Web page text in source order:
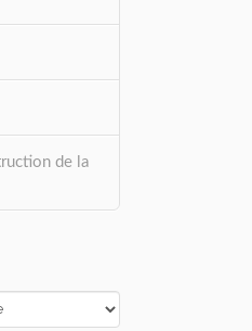
de la